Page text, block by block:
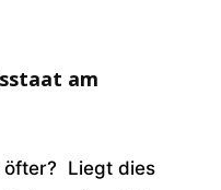
am
öfter? Liegt dies